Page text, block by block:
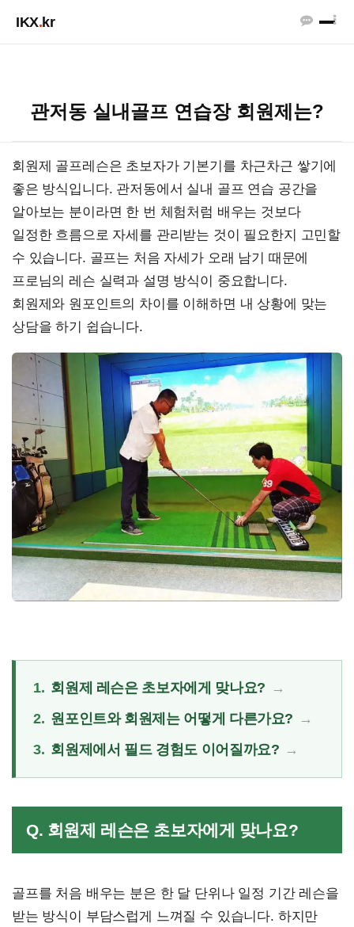
IKX.kr
관저동 실내골프 연습장 회원제는?
회원제 골프레슨은 초보자가 기본기를 차근차근 쌓기에
좋은 방식입니다. 관저동에서 실내 골프 연습 공간을
알아보는 분이라면 한 번 체험처럼 배우는 것보다
일정한 흐름으로 자세를 관리받는 것이 필요한지 고민할
수 있습니다. 골프는 처음 자세가 오래 남기 때문에
프로님의 레슨 실력과 설명 방식이 중요합니다.
회원제와 원포인트의 차이를 이해하면 내 상황에 맞는
상담을 하기 쉽습니다.
1. 회원제 레슨은 초보자에게 맞나요?
2. 원포인트와 회원제는 어떻게 다른가요?
3. 회원제에서 필드 경험도 이어질까요?
Q. 회원제 레슨은 초보자에게 맞나요?
골프를 처음 배우는 분은 한 달 단위나 일정 기간 레슨을
받는 방식이 부담스럽게 느껴질 수 있습니다. 하지만